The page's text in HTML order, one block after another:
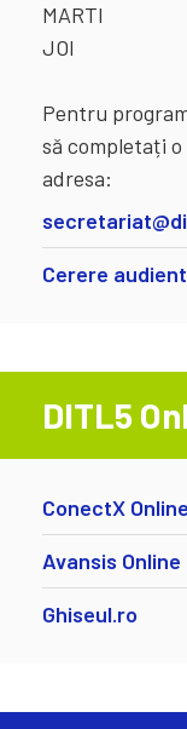
MARTI
JOI
Pentru
să completați
adresa:
Cerere
DITL5
ConectX Online
Avansis Online
Ghiseul.ro